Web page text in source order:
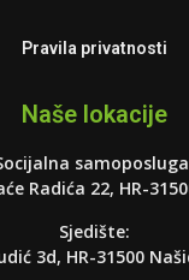
Pravila privatnosti
Naše lokacije
Radića 22, HR-
Sjedište:
3d, HR-31500